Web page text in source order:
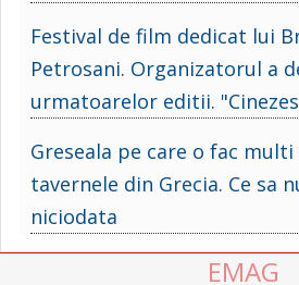
Festival de film dedicat lui
Petrosani. Organizatorul a
urmatoarelor editii.
Greseala pe care o fac
tavernele din Grecia. Ce sa
niciodata
EMAG